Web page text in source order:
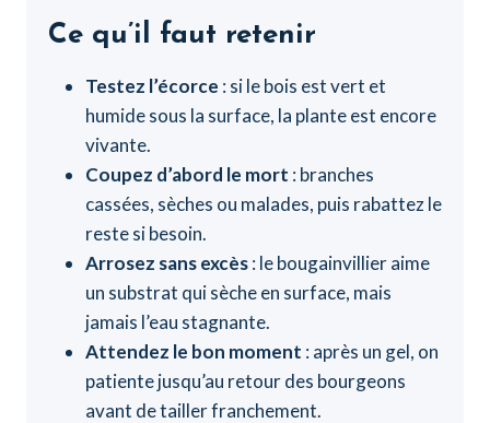
Ce qu’il faut retenir
Testez l’écorce : si le bois est vert et
humide sous la surface, la plante est encore
vivante.
Coupez d’abord le mort : branches
cassées, sèches ou malades, puis rabattez le
reste si besoin.
Arrosez sans excès: le bougainvillier aime
un substrat qui sèche en surface, mais
jamais l’eau stagnante.
Attendez le bon moment : après un gel, on
patiente jusqu’au retour des bourgeons
avant de tailler franchement.